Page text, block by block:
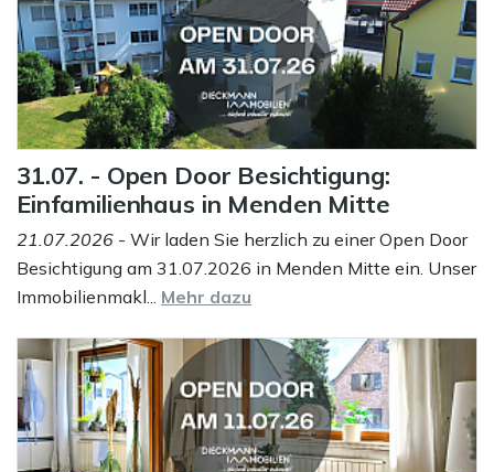
31.07. - Open Door Besichtigung:
Einfamilienhaus in Menden Mitte
21.07.2026 - Wir laden Sie herzlich zu einer Open Door
Besichtigung am 31.07.2026 in Menden Mitte ein. Unser
Immobilienmakl... Mehr dazu